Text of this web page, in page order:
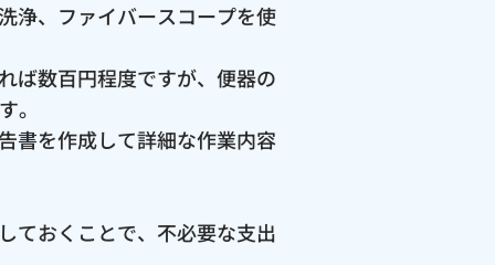
浄、ファイバースコープを使
ば数百円程度ですが、便器の
。
書を作成して詳細な作業内容
ておくことで、不必要な支出